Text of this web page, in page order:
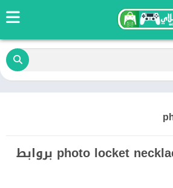
أحدث تطبيقات photo locket necklace بروابط